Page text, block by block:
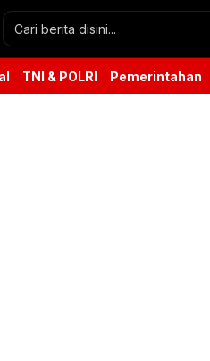
TNI & POLRI Pemerintahan